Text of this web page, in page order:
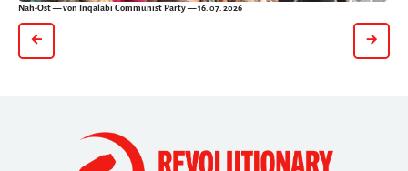
Nah-Ost— von Inqalabi Communist Party — 16. 07. 2026